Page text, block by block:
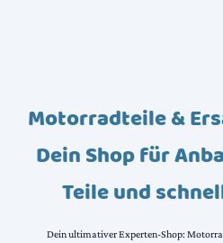
Motorradteile &
Dein Shop für
Teile und
Dein ultimativer Experten-Shop: